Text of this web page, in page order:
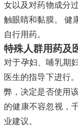
女以及对药物成分
触眼睛和黏膜。 健
自行用药。
特殊人群用药及
对于孕妇、哺乳期
医生的指导下进行
弊，决定是否使用
的健康不容忽视，
业建议。